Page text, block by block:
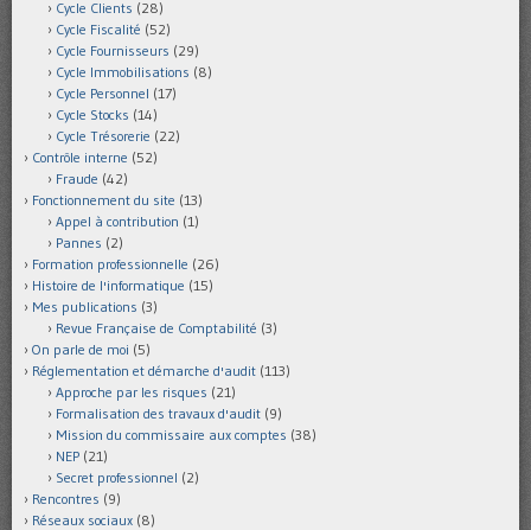
Cycle Clients (28)
Cycle Fiscalité (52)
Cycle Fournisseurs (29)
Cycle Immobilisations (8)
Cycle Personnel (17)
Cycle Stocks (14)
Cycle Trésorerie (22)
Contrôle interne (52)
Fraude (42)
Fonctionnement du site (13)
Appel à contribution (1)
Pannes (2)
Formation professionnelle (26)
Histoire de l'informatique (15)
Mes publications (3)
Revue Française de Comptabilité (3)
On parle de moi (5)
Réglementation et démarche d'audit (113)
Approche par les risques (21)
Formalisation des travaux d'audit (9)
Mission du commissaire aux comptes (38)
NEP (21)
Secret professionnel (2)
Rencontres (9)
Réseaux sociaux (8)